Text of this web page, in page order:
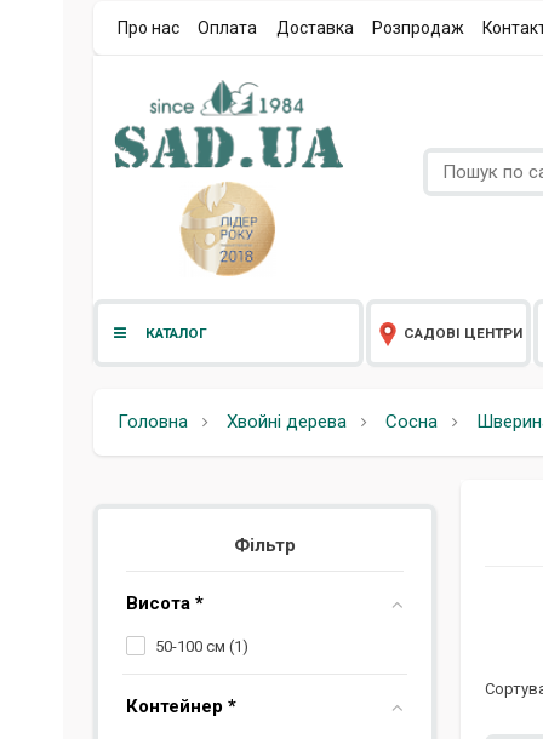
Про нас Оплата Доставка Розпродаж
КАТАЛОГ САДОВІ ЦЕНТРИ
Головна Хвойні дерева Сосна
Фільтр
Висота *
50-100 см (1)
Контейнер *